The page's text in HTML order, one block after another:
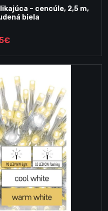
– cencúle, 2,5 m,
biela